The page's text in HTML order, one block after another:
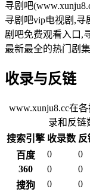
寻剧吧
寻剧吧vip电视剧,寻
剧吧免费观看入口,
最新最全的热门剧
收录与反链
www.xunju8.cc在
录和反链
搜索引擎 收录数 反
百度
0 0
360
0 0
搜狗
0 0